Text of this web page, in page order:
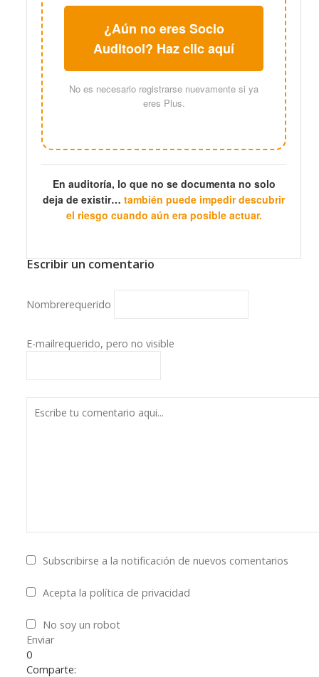
¿Aún no eres Socio
Auditool? Haz clic aquí
No es necesario registrarse nuevamente si ya
eres Plus.
En auditoría, lo que no se documenta no solo
deja de existir… también puede impedir descubrir
el riesgo cuando aún era posible actuar.
Escribir un comentario
Nombrerequerido
E-mailrequerido, pero no visible
Subscribirse a la notificación de nuevos comentarios
Acepta la política de privacidad
No soy un robot
Enviar
0
Comparte: